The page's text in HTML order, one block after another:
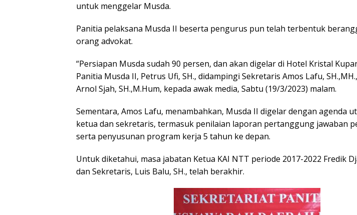
untuk menggelar Musda.
Panitia pelaksana Musda II beserta pengurus pun telah terbentuk
orang advokat.
“Persiapan Musda sudah 90 persen, dan akan digelar di Hotel Kristal
Panitia Musda II, Petrus Ufi, SH., didampingi Sekretaris Amos Lafu,
Arnol Sjah, SH.,M.Hum, kepada awak media, Sabtu (19/3/2023) malam.
Sementara, Amos Lafu, menambahkan, Musda II digelar dengan agenda
ketua dan sekretaris, termasuk penilaian laporan pertanggung jawaban
serta penyusunan program kerja 5 tahun ke depan.
Untuk diketahui, masa jabatan Ketua KAI NTT periode 2017-2022 Fredik
dan Sekretaris, Luis Balu, SH., telah berakhir.